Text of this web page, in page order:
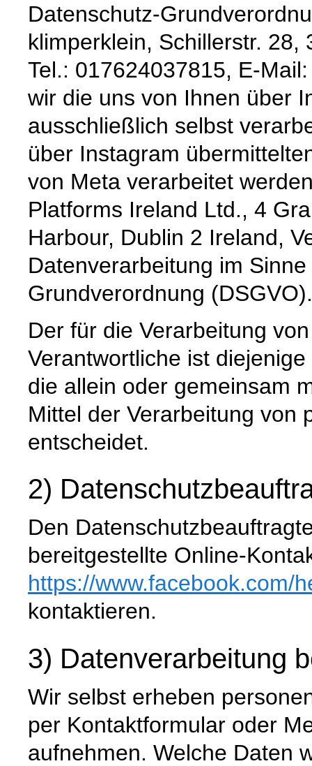
Datenschutz-
klimperklein, Schillerstr.
Tel.: 017624037815, E-
wir die uns von Ihnen über
ausschließlich selbst
über Instagram
von Meta verarbeitet
Platforms Ireland Ltd., 4
Harbour, Dublin 2 Ireland,
Datenverarbeitung im
Grundverordnung (DSGVO).
Der für die Verarbeitung
Verantwortliche ist
die allein oder gemeinsam
Mittel der Verarbeitung von
entscheidet.
2)
Den
bereitgestellte Online-
https://www.facebook.com/
kontaktieren.
3) Datenverarbeitung
Wir selbst erheben
per Kontaktformular oder
aufnehmen. Welche Daten